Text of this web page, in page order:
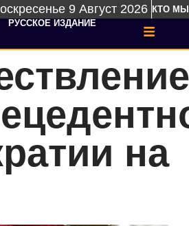
9 Август 2026 КТО МЫ
РУССКОЕ ИЗДАНИЕ
на